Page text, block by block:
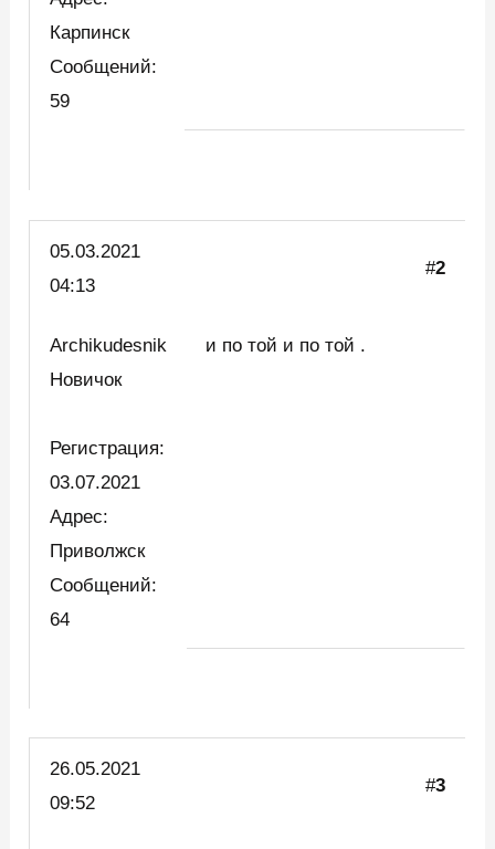
Карпинск
Сообщений:
59
05.03.2021
04:13
#2
Archikudesnik
Новичок
Регистрация:
03.07.2021
Адрес:
Приволжск
Сообщений:
64
и по той и по той .
26.05.2021
09:52
#3